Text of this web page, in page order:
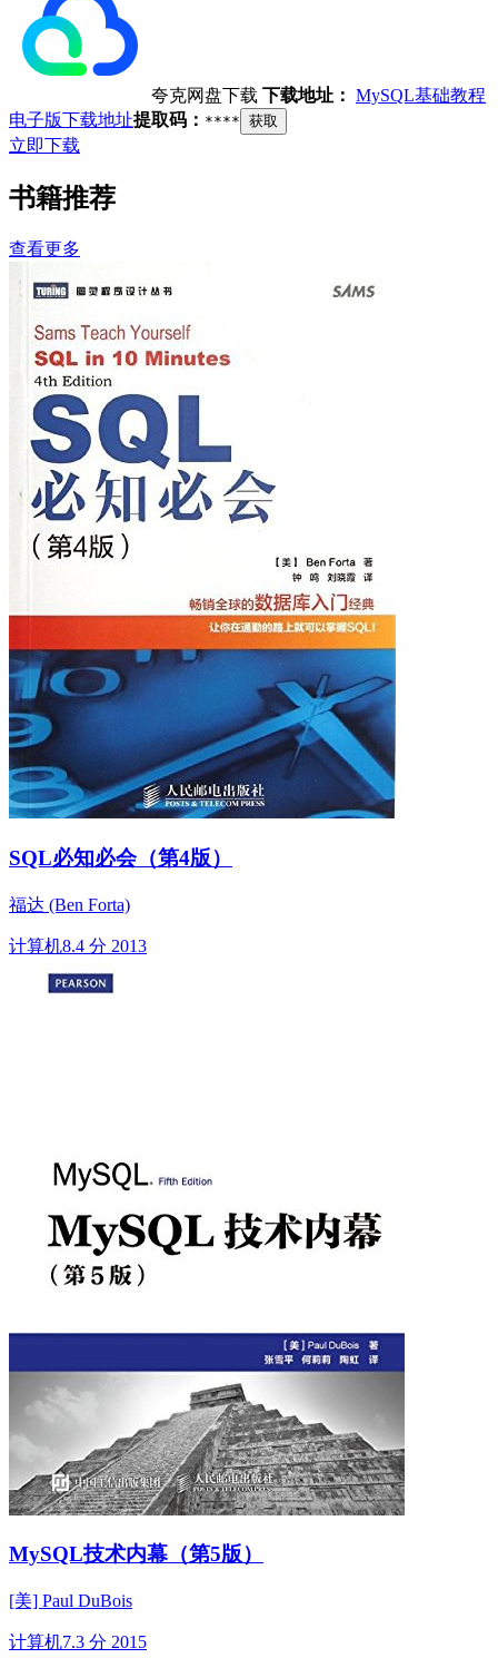
夸克网盘下载 下载地址： MySQL基础教程
电子版下载地址提取码： **** 获取
立即下载
书籍推荐
查看更多
SQL必知必会（第4版）
福达 (Ben Forta)
计算机8.4 分 2013
MySQL技术内幕（第5版）
[美] Paul DuBois
计算机7.3 分 2015